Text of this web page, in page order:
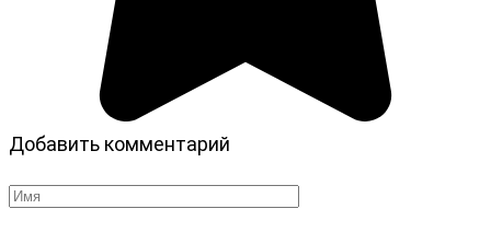
Добавить комментарий
Имя